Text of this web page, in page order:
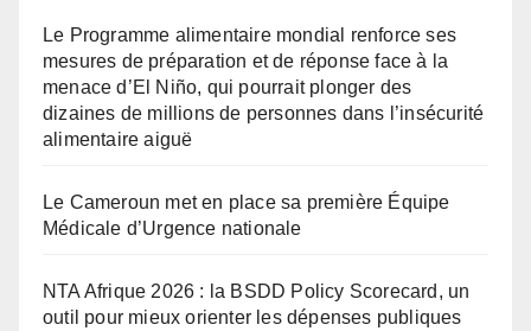
Le Programme alimentaire mondial renforce ses
mesures de préparation et de réponse face à la
menace d’El Niño, qui pourrait plonger des
dizaines de millions de personnes dans l’insécurité
alimentaire aiguë
Le Cameroun met en place sa première Équipe
Médicale d’Urgence nationale
NTA Afrique 2026 : la BSDD Policy Scorecard, un
outil pour mieux orienter les dépenses publiques